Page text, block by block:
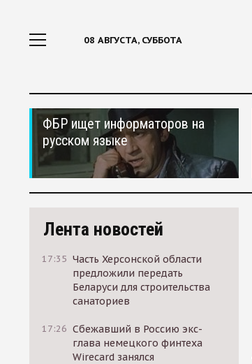
08 АВГУСТА, СУББОТА
ФБР ищет информаторов на
русском языке
Лента новостей
17:35 Часть Херсонской области
предложили передать
Беларуси для строительства
санаториев
17:26 Сбежавший в Россию экс-
глава немецкого финтеха
Wirecard занялся